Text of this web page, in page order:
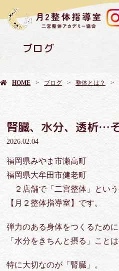
ブログ
HOME ブログ 整体とは？
腎臓、水分、透析…
2026.02.04
福岡県みやま市瀬高町
福岡県大牟田市健老町
２店舗で「二宮整体」という
【月２整体指導室】です。
弾力のある身体をつくるために
「水分をきちんと摂る」こと
特に大切なのが「腎臓」。